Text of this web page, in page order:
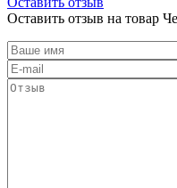
Оставить отзыв на товар